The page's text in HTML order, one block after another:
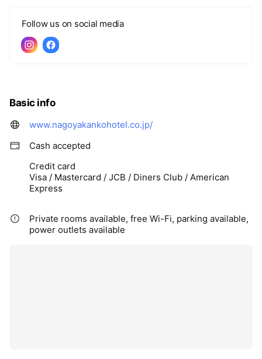
Follow us on social media
Basic info
www.nagoyakankohotel.co.jp/
Cash accepted
Credit card
Visa / Mastercard / JCB / Diners Club / American
Express
Private rooms available, free Wi-Fi, parking available,
power outlets available